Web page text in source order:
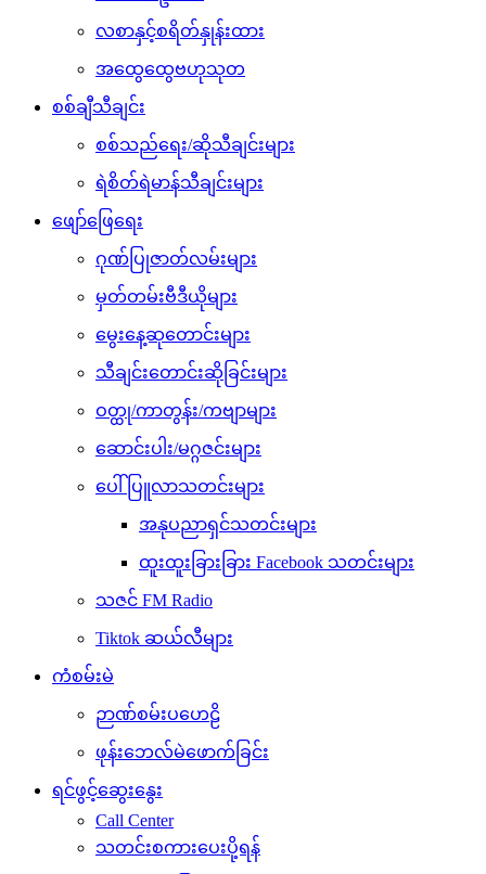
လစာနှင့်စရိတ်နှုန်းထား
အထွေထွေဗဟုသုတ
စစ်ချီသီချင်း
စစ်သည်ရေး/ဆိုသီချင်းများ
ရဲစိတ်ရဲမာန်သီချင်းများ
ဖျော်ဖြေရေး
ဂုဏ်ပြုဇာတ်လမ်းများ
မှတ်တမ်းဗီဒီယိုများ
မွေးနေ့ဆုတောင်းများ
သီချင်းတောင်းဆိုခြင်းများ
ဝတ္ထု/ကာတွန်း/ကဗျာများ
ဆောင်းပါး/မဂ္ဂဇင်းများ
ပေါ်ပြူလာသတင်းများ
အနုပညာရှင်သတင်းများ
ထူးထူးခြားခြား Facebook သတင်းများ
သဇင် FM Radio
Tiktok ဆယ်လီများ
ကံစမ်းမဲ
ဉာဏ်စမ်းပဟေဠိ
ဖုန်းဘေလ်မဲဖောက်ခြင်း
ရင်ဖွင့်ဆွေးနွေး
Call Center
သတင်းစကားပေးပို့ရန်